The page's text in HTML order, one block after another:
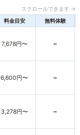
スクロールできます →
料金目安 無料体験
7,678円〜 -
6,600円〜 -
3,278円〜 -